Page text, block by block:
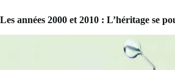
Les années 2000 et 2010 : L’héritage se